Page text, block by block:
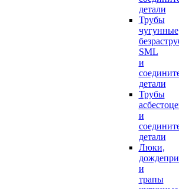
детали
Трубы
чугунные
SML
и
детали
Трубы
и
детали
Люки,
и
трапы